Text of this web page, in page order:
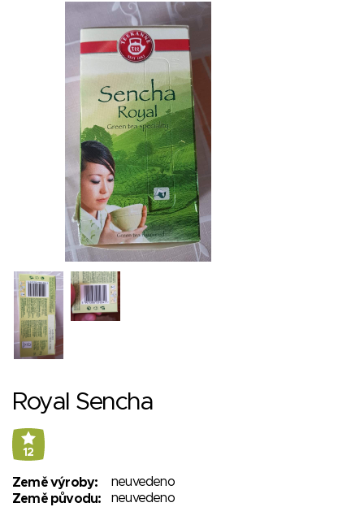
Royal Sencha
12
Země výroby:
neuvedeno
Země původu:
neuvedeno